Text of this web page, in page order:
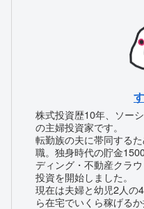
株式投資歴10年、ソー
の主婦投資家です。
転勤族の夫に帯同する
職。独身時代の貯金
ディング・不動産クラ
投資を開始しました。
現在は夫婦と幼児2人の
ら在宅でいくら稼げるか